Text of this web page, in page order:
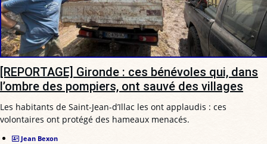
[REPORTAGE] Gironde : ces bénévoles qui, dans
l’ombre des pompiers, ont sauvé des villages
Les habitants de Saint-Jean-d’Illac les ont applaudis : ces
volontaires ont protégé des hameaux menacés.
Jean Bexon